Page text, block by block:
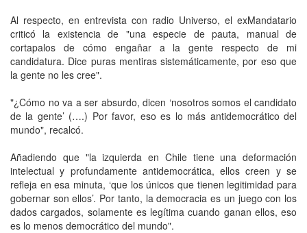
Al respecto, en entrevista con radio Universo, el exMandatario
criticó la existencia de "una especie de pauta, manual de
cortapalos de cómo engañar a la gente respecto de mi
candidatura. Dice puras mentiras sistemáticamente, por eso que
la gente no les cree".
"¿Cómo no va a ser absurdo, dicen ‘nosotros somos el candidato
de la gente’ (….) Por favor, eso es lo más antidemocrático del
mundo", recalcó.
Añadiendo que "la izquierda en Chile tiene una deformación
intelectual y profundamente antidemocrática, ellos creen y se
refleja en esa minuta, ‘que los únicos que tienen legitimidad para
gobernar son ellos’. Por tanto, la democracia es un juego con los
dados cargados, solamente es legítima cuando ganan ellos, eso
es lo menos democrático del mundo".